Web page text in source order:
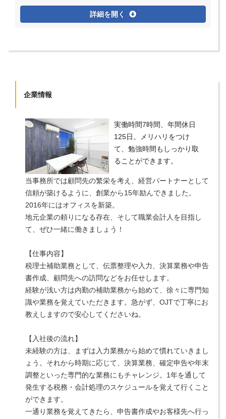
詳細を開く
企業情報
実働時間7時間、年間休日
125日。メリハリをつけ
て、勉強時間もしっかり取
ることができます。
当事務所では顧問先の繁栄を考え、経営パートナーとして
信頼が築けるように、創業から15年励んできました。
2016年にはオフィスを新築。
地元企業の頼りになる存在、そして職業会計人を目指し
て、ぜひ一緒に働きましょう！
【仕事内容】
税理士補助業務として、伝票整理や入力、決算業務や申告
書作成、顧問先への訪問などをお任せします。
経験が浅い方は内勤の補助業務から始めて、徐々に専門知
識や業務を覚えていただきます。急がず、OJTで丁寧にお
教えしますので安心してくださいね。
【入社後の流れ】
未経験の方は、まずは入力業務から始めて慣れていきまし
ょう。それから時期に応じて、決算業務、確定申告や年末
調整といった専門的な業務にもチャレンジ。1年を通して
発生する税務・会計処理のスケジュールを覚えて行くこと
ができます。
一通り業務を覚えてきたら、申告書作成やお客様先へ行っ